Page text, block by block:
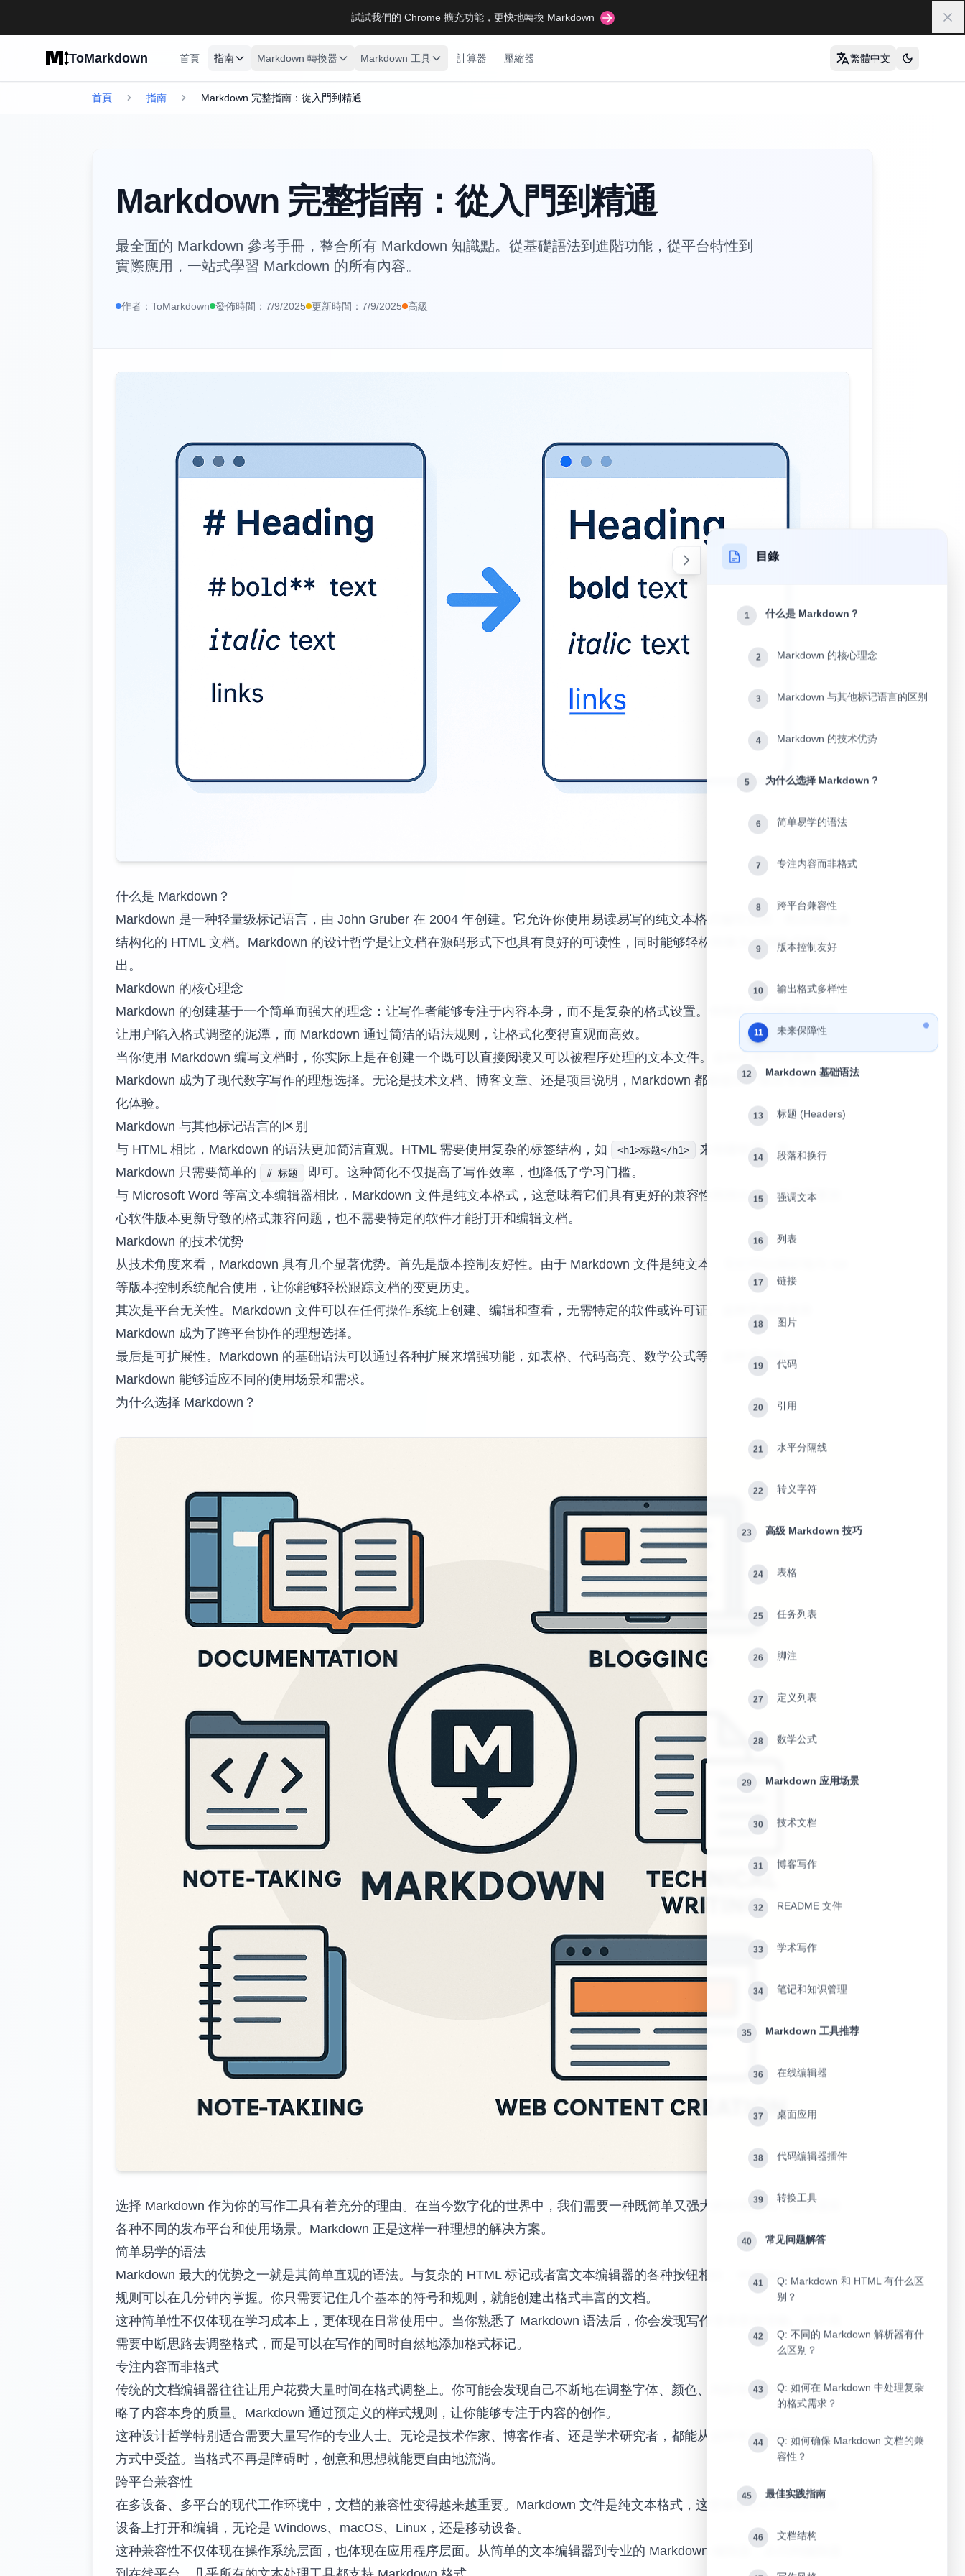
試試我們的 Chrome 擴充功能，更快地轉換 Markdown 關
ToMarkdown 首頁 指南 Markdown 轉換器 Markdown 工具 計算器 壓縮器 繁體中文
首頁 指南 Markdown 完整指南：從入門到精通
Markdown 完整指南：從入門到精通
最全面的 Markdown 參考手冊，整合所有 Markdown 知識點。從基礎語法到進階功能，從平台特性到
實際應用，一站式學習 Markdown 的所有內容。
作者： ToMarkdown 發佈時間： 7/9/2025 更新時間： 7/9/2025 高級
什么是 Markdown？
Markdown 是一种轻量级标记语言，由 John Gruber 在 2004 年创建。它允许你使用易读易写的纯文本格式编写文档，然后转换成
结构化的 HTML 文档。Markdown 的设计哲学是让文档在源码形式下也具有良好的可读性，同时能够轻松转换为各种格式的输
出。
Markdown 的核心理念
Markdown 的创建基于一个简单而强大的理念：让写作者能够专注于内容本身，而不是复杂的格式设置。传统的文档编辑器往往
让用户陷入格式调整的泥潭，而 Markdown 通过简洁的语法规则，让格式化变得直观而高效。
当你使用 Markdown 编写文档时，你实际上是在创建一个既可以直接阅读又可以被程序处理的文本文件。这种双重特性使得
Markdown 成为了现代数字写作的理想选择。无论是技术文档、博客文章、还是项目说明，Markdown 都能提供一致且专业的格式
化体验。
Markdown 与其他标记语言的区别
与 HTML 相比，Markdown 的语法更加简洁直观。HTML 需要使用复杂的标签结构，如
<h1>标题</h1>
来创建标题，而
Markdown 只需要简单的
# 标题
即可。这种简化不仅提高了写作效率，也降低了学习门槛。
与 Microsoft Word 等富文本编辑器相比，Markdown 文件是纯文本格式，这意味着它们具有更好的兼容性和持久性。你不需要担
心软件版本更新导致的格式兼容问题，也不需要特定的软件才能打开和编辑文档。
Markdown 的技术优势
从技术角度来看，Markdown 具有几个显著优势。首先是版本控制友好性。由于 Markdown 文件是纯文本，它们可以很好地与 Git
等版本控制系统配合使用，让你能够轻松跟踪文档的变更历史。
其次是平台无关性。Markdown 文件可以在任何操作系统上创建、编辑和查看，无需特定的软件或许可证。这种开放性使得
Markdown 成为了跨平台协作的理想选择。
最后是可扩展性。Markdown 的基础语法可以通过各种扩展来增强功能，如表格、代码高亮、数学公式等。这种灵活性让
Markdown 能够适应不同的使用场景和需求。
为什么选择 Markdown？
选择 Markdown 作为你的写作工具有着充分的理由。在当今数字化的世界中，我们需要一种既简单又强大的文档格式，能够适应
各种不同的发布平台和使用场景。Markdown 正是这样一种理想的解决方案。
简单易学的语法
Markdown 最大的优势之一就是其简单直观的语法。与复杂的 HTML 标记或者富文本编辑器的各种按钮相比，Markdown 的语法
规则可以在几分钟内掌握。你只需要记住几个基本的符号和规则，就能创建出格式丰富的文档。
这种简单性不仅体现在学习成本上，更体现在日常使用中。当你熟悉了 Markdown 语法后，你会发现写作变得更加流畅。你不再
需要中断思路去调整格式，而是可以在写作的同时自然地添加格式标记。
专注内容而非格式
传统的文档编辑器往往让用户花费大量时间在格式调整上。你可能会发现自己不断地在调整字体、颜色、间距等视觉元素，而忽
略了内容本身的质量。Markdown 通过预定义的样式规则，让你能够专注于内容的创作。
这种设计哲学特别适合需要大量写作的专业人士。无论是技术作家、博客作者、还是学术研究者，都能从这种专注于内容的写作
方式中受益。当格式不再是障碍时，创意和思想就能更自由地流淌。
跨平台兼容性
在多设备、多平台的现代工作环境中，文档的兼容性变得越来越重要。Markdown 文件是纯文本格式，这意味着它们可以在任何
设备上打开和编辑，无论是 Windows、macOS、Linux，还是移动设备。
这种兼容性不仅体现在操作系统层面，也体现在应用程序层面。从简单的文本编辑器到专业的 Markdown 编辑器，从代码编辑器
目錄
1 什么是 Markdown？
2 Markdown 的核心理念
3 Markdown 与其他标记语言的区别
4 Markdown 的技术优势
5 为什么选择 Markdown？
6 简单易学的语法
7 专注内容而非格式
8 跨平台兼容性
9 版本控制友好
10 输出格式多样性
11 未来保障性
12 Markdown 基础语法
13 标题 (Headers)
14 段落和换行
15 强调文本
16 列表
17 链接
18 图片
19 代码
20 引用
21 水平分隔线
22 转义字符
23 高级 Markdown 技巧
24 表格
25 任务列表
26 脚注
27 定义列表
28 数学公式
29 Markdown 应用场景
30 技术文档
31 博客写作
32 README 文件
33 学术写作
34 笔记和知识管理
35 Markdown 工具推荐
36 在线编辑器
37 桌面应用
38 代码编辑器插件
39 转换工具
40 常见问题解答
41
Q: Markdown 和 HTML 有什么区
别？
42
Q: 不同的 Markdown 解析器有什
么区别？
43
Q: 如何在 Markdown 中处理复杂
的格式需求？
44
Q: 如何确保 Markdown 文档的兼
容性？
45 最佳实践指南
46 文档结构